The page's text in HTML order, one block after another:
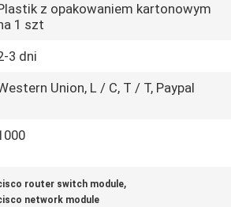
z opakowaniem kartonowym
1 szt
3 dni
Union, L / C, T / T, Paypal
router switch module,
network module